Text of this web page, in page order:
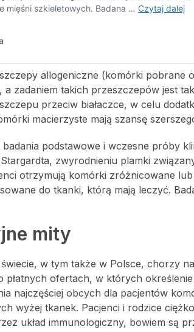
allogeniczne (komórki pobrane
a zadaniem takich przeszczepów jest
przeciw białaczce, w celu
macierzyste mają szansę
podstawowe i wczesne próby
zwyrodnieniu plamki
otrzymują komórki zróżnicowane
do tkanki, którą mają leczyć.
mity
świecie, w tym także w Polsce, chorzy
płatnych ofertach, w których
najczęściej obcych dla pacjentów
wyżej tkanek. Pacjenci i rodzice
układ immunologiczny, bowiem są